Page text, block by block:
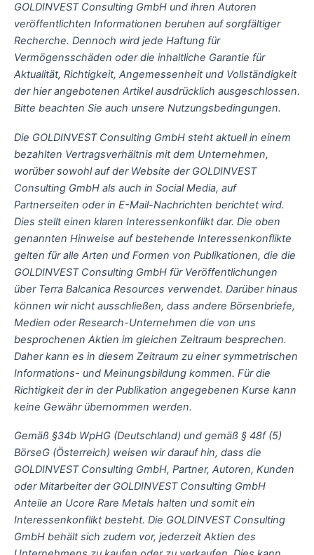
GOLDINVEST Consulting GmbH und ihren Autoren
veröffentlichten Informationen beruhen auf sorgfältiger
Recherche. Dennoch wird jede Haftung für
Vermögensschäden oder die inhaltliche Garantie für
Aktualität, Richtigkeit, Angemessenheit und Vollständigkeit
der hier angebotenen Artikel ausdrücklich ausgeschlossen.
Bitte beachten Sie auch unsere Nutzungsbedingungen.
Die GOLDINVEST Consulting GmbH steht aktuell in einem
bezahlten Vertragsverhältnis mit dem Unternehmen,
worüber sowohl auf der Website der GOLDINVEST
Consulting GmbH als auch in Social Media, auf
Partnerseiten oder in E-Mail-Nachrichten berichtet wird.
Dies stellt einen klaren Interessenkonflikt dar. Die oben
genannten Hinweise auf bestehende Interessenkonflikte
gelten für alle Arten und Formen von Publikationen, die die
GOLDINVEST Consulting GmbH für Veröffentlichungen
über Terra Balcanica Resources verwendet. Darüber hinaus
können wir nicht ausschließen, dass andere Börsenbriefe,
Medien oder Research-Unternehmen die von uns
besprochenen Aktien im gleichen Zeitraum besprechen.
Daher kann es in diesem Zeitraum zu einer symmetrischen
Informations- und Meinungsbildung kommen. Für die
Richtigkeit der in der Publikation angegebenen Kurse kann
keine Gewähr übernommen werden.
Gemäß §34b WpHG (Deutschland) und gemäß § 48f (5)
BörseG (Österreich) weisen wir darauf hin, dass die
GOLDINVEST Consulting GmbH, Partner, Autoren, Kunden
oder Mitarbeiter der GOLDINVEST Consulting GmbH
Anteile an Ucore Rare Metals halten und somit ein
Interessenkonflikt besteht. Die GOLDINVEST Consulting
GmbH behält sich zudem vor, jederzeit Aktien des